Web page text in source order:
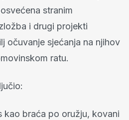
stranim
i drugi projekti
očuvanje sjećanja na njihov
ratu.
kao braća po oružju, kovani